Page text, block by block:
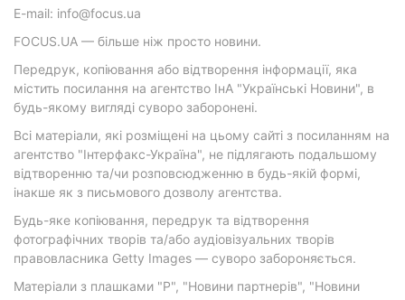
E-mail: info@focus.ua
FOCUS.UA — більше ніж просто новини.
Передрук, копіювання або відтворення інформації, яка
містить посилання на агентство ІнА "Українські Новини", в
будь-якому вигляді суворо заборонені.
Всі матеріали, які розміщені на цьому сайті з посиланням на
агентство "Інтерфакс-Україна", не підлягають подальшому
відтворенню та/чи розповсюдженню в будь-якій формі,
інакше як з письмового дозволу агентства.
Будь-яке копіювання, передрук та відтворення
фотографічних творів та/або аудіовізуальних творів
правовласника Getty Images — суворо забороняється.
Матеріали з плашками "Р", "Новини партнерів", "Новини